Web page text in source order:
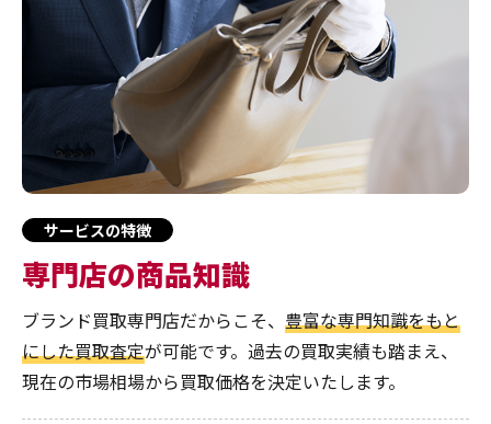
サービスの特徴
専門店の商品知識
ブランド買取専門店だからこそ、 豊富な専門知識をもと
にした買取査定が可能です。過去の買取実績も踏まえ、
現在の市場相場から買取価格を決定いたします。